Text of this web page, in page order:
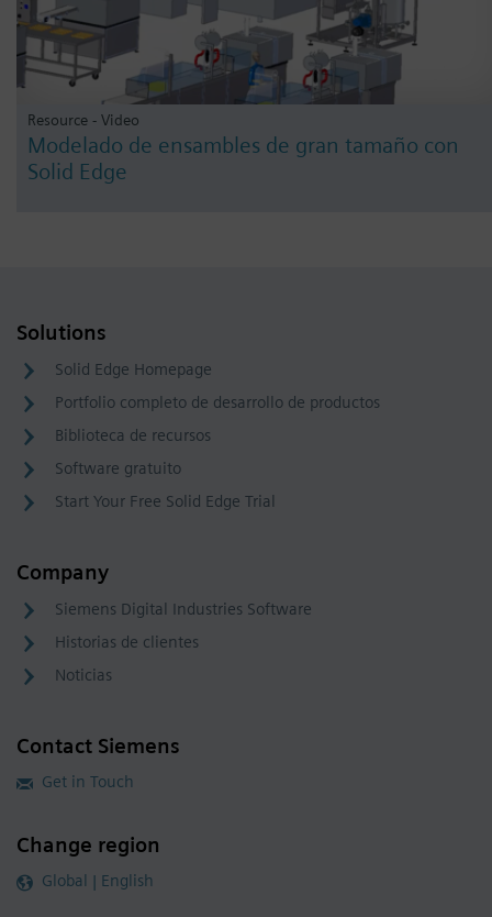
Resource - Video
Modelado de ensambles de gran tamaño con
Solid Edge
Solutions
Solid Edge Homepage
Portfolio completo de desarrollo de productos
Biblioteca de recursos
Software gratuito
Start Your Free Solid Edge Trial
Company
Siemens Digital Industries Software
Historias de clientes
Noticias
Contact Siemens
Get in Touch
Change region
Global | English